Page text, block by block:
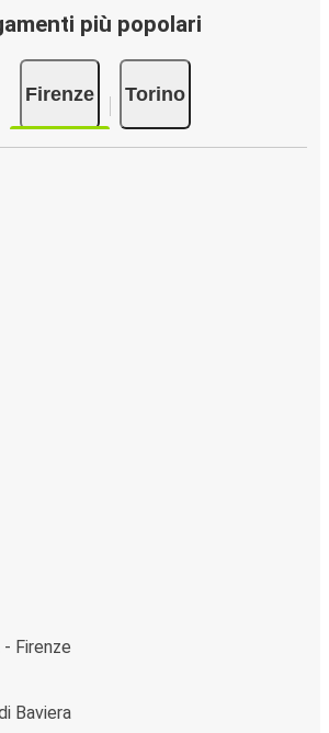
più popolari
Firenze Torino
Firenze
Baviera